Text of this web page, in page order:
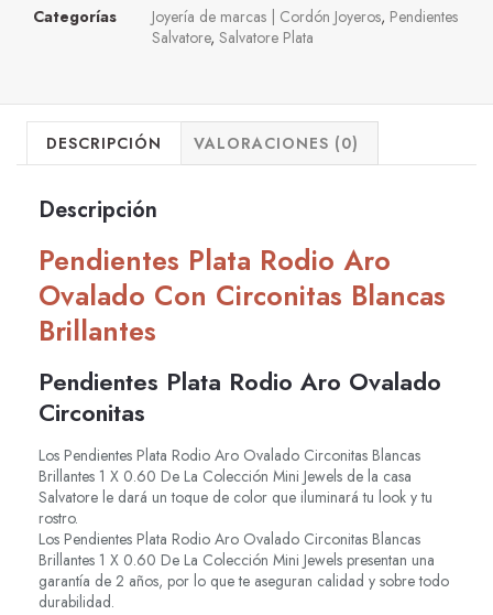
Categorías
Joyería de marcas | Cordón Joyeros, Pendientes
Salvatore, Salvatore Plata
DESCRIPCIÓN VALORACIONES (0)
Descripción
Pendientes Plata Rodio Aro
Ovalado Con Circonitas Blancas
Brillantes
Pendientes Plata Rodio Aro Ovalado
Circonitas
Los Pendientes Plata Rodio Aro Ovalado Circonitas Blancas
Brillantes 1 X 0.60 De La Colección Mini Jewels de la casa
Salvatore le dará un toque de color que iluminará tu look y tu
rostro.
Los Pendientes Plata Rodio Aro Ovalado Circonitas Blancas
Brillantes 1 X 0.60 De La Colección Mini Jewels presentan una
garantía de 2 años, por lo que te aseguran calidad y sobre todo
durabilidad.